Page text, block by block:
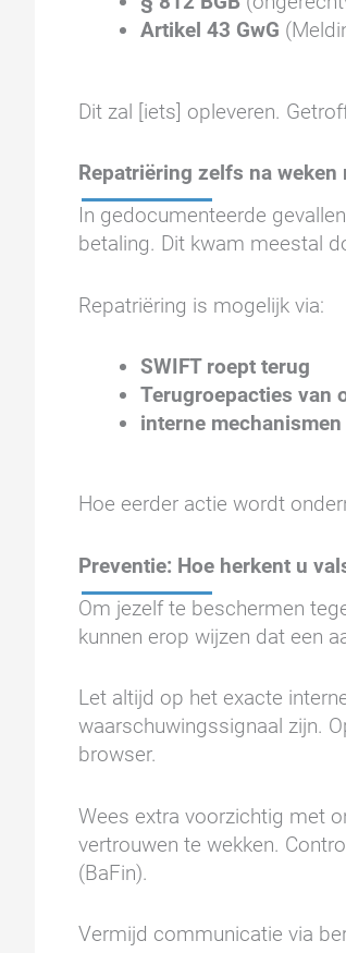
Artikel 43 GwG
Dit zal [iets] opleveren.
Repatriëring zelfs na weken
In gedocumenteerde
betaling. Dit kwam meestal
Repatriëring is mogelijk via:
SWIFT roept terug
Terugroepacties van
interne
Hoe eerder actie wordt
Preventie: Hoe herkent u
Om jezelf te beschermen
kunnen erop wijzen dat een
Let altijd op het exacte
waarschuwingssignaal zijn.
browser.
Wees extra voorzichtig met
vertrouwen te wekken.
(BaFin).
Vermijd communicatie via